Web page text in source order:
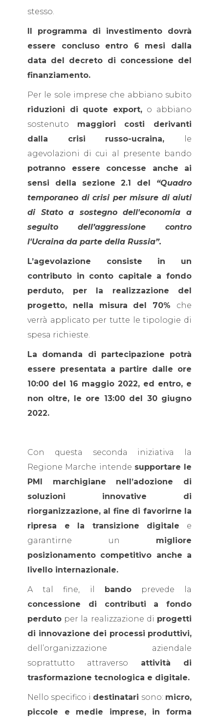
stesso.
Il programma di investimento dovrà
essere concluso entro 6 mesi dalla
data del decreto di concessione del
finanziamento.
Per le sole imprese che abbiano subito
riduzioni di quote export, o abbiano
sostenuto maggiori costi derivanti
dalla crisi russo-ucraina,
le
agevolazioni di cui al presente bando
potranno essere concesse anche ai
sensi della sezione 2.1 del “Quadro
temporaneo di crisi per misure di aiuti
di Stato a sostegno dell'economia a
seguito dell’aggressione contro
l'Ucraina da parte della Russia”.
L’agevolazione consiste in un
contributo in conto capitale a fondo
perduto, per la realizzazione del
progetto, nella misura del 70% che
verrà applicato per tutte le tipologie di
spesa richieste.
La domanda di partecipazione potrà
essere presentata a partire dalle ore
10:00 del 16 maggio 2022, ed entro, e
non oltre, le ore 13:00 del 30 giugno
2022.
Con questa seconda iniziativa la
Regione Marche intende supportare le
PMI marchigiane nell’adozione di
soluzioni innovative di
riorganizzazione, al fine di favorirne la
ripresa e la transizione digitale e
garantirne un migliore
posizionamento competitivo anche a
livello internazionale.
A tal fine, il bandoprevede la
concessione di contributi a fondo
perduto per la realizzazione di progetti
di innovazione dei processi produttivi,
dell’organizzazione aziendale
soprattutto attraverso attività di
trasformazione tecnologica e digitale.
Nello specifico i destinatari sono: micro,
piccole e medie imprese, in forma